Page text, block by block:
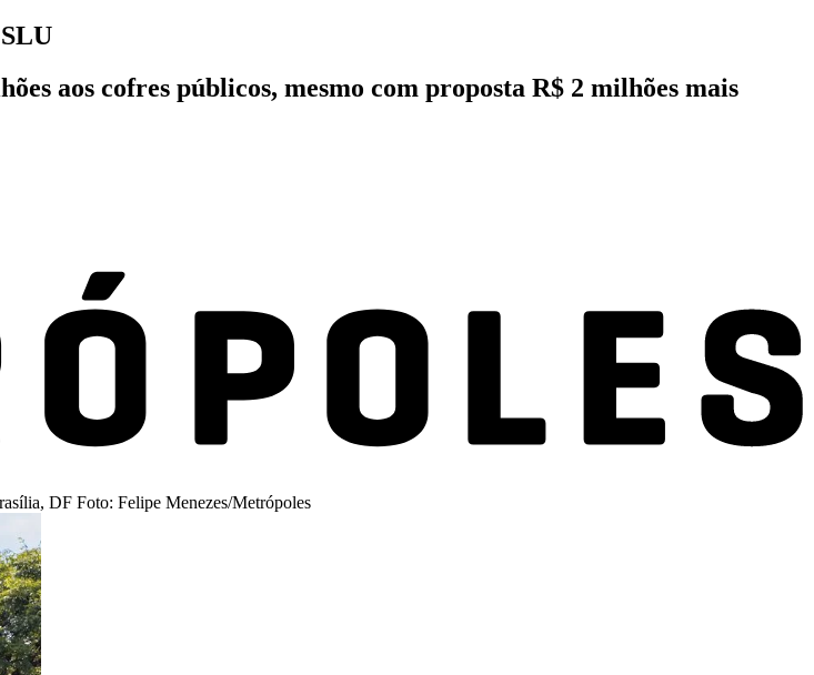
aos cofres públicos, mesmo com proposta R$ 2 milhões mais
DF Foto: Felipe Menezes/Metrópoles